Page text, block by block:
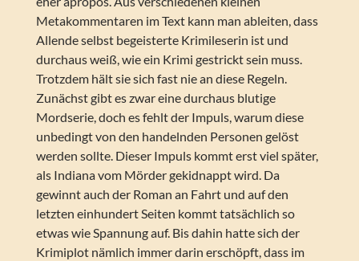
Metakommentaren im Text kann man ableiten, dass
Allende selbst begeisterte Krimileserin ist und
durchaus weiß, wie ein Krimi gestrickt sein muss.
Trotzdem hält sie sich fast nie an diese Regeln.
Zunächst gibt es zwar eine durchaus blutige
Mordserie, doch es fehlt der Impuls, warum diese
unbedingt von den handelnden Personen gelöst
werden sollte. Dieser Impuls kommt erst viel später,
als Indiana vom Mörder gekidnappt wird. Da
gewinnt auch der Roman an Fahrt und auf den
letzten einhundert Seiten kommt tatsächlich so
etwas wie Spannung auf. Bis dahin hatte sich der
Krimiplot nämlich immer darin erschöpft, dass im